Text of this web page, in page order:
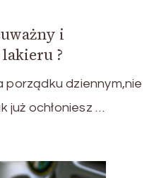
i
?
porządku dziennym,nie
już ochłoniesz …